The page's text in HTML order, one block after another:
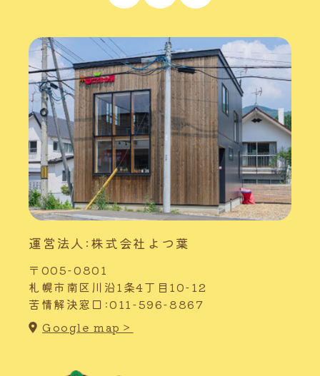
運営法人:株式会社よつ葉
〒005-0801
札幌市南区川沿1条4丁目10-12
苦情解決窓口:011-596-8867
Google map＞